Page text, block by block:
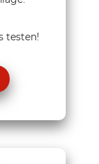
testen!